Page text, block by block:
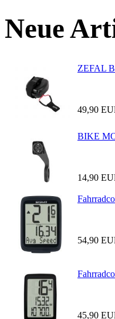
Neue
ZEFAL
49,90
BIKE
14,90
54,90
45,90